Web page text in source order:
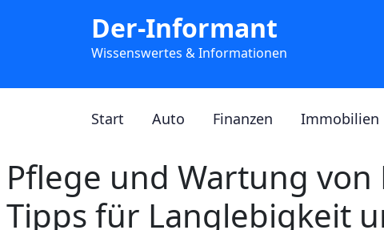
Der-Informant
Wissenswertes & Informationen
Start Auto Finanzen Immobilien
Pflege und Wartung von
Tipps für Langlebigkeit